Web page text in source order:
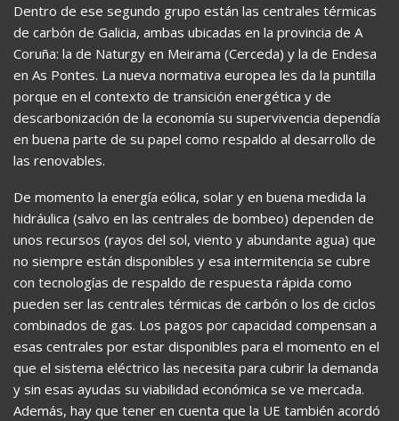
Dentro de ese segundo grupo están las centrales térmicas
de carbón de Galicia, ambas ubicadas en la provincia de A
Coruña: la de Naturgy en Meirama (Cerceda) y la de Endesa
en As Pontes. La nueva normativa europea les da la puntilla
porque en el contexto de transición energética y de
descarbonización de la economía su supervivencia dependía
en buena parte de su papel como respaldo al desarrollo de
las renovables.
De momento la energía eólica, solar y en buena medida la
hidráulica (salvo en las centrales de bombeo) dependen de
unos recursos (rayos del sol, viento y abundante agua) que
no siempre están disponibles y esa intermitencia se cubre
con tecnologías de respaldo de respuesta rápida como
pueden ser las centrales térmicas de carbón o los de ciclos
combinados de gas. Los pagos por capacidad compensan a
esas centrales por estar disponibles para el momento en el
que el sistema eléctrico las necesita para cubrir la demanda
y sin esas ayudas su viabilidad económica se ve mercada.
Además, hay que tener en cuenta que la UE también acordó